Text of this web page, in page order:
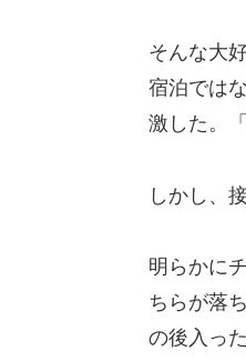
そんな大
宿泊では
激した。
しかし、
明らかに
ちらが落
の後入っ